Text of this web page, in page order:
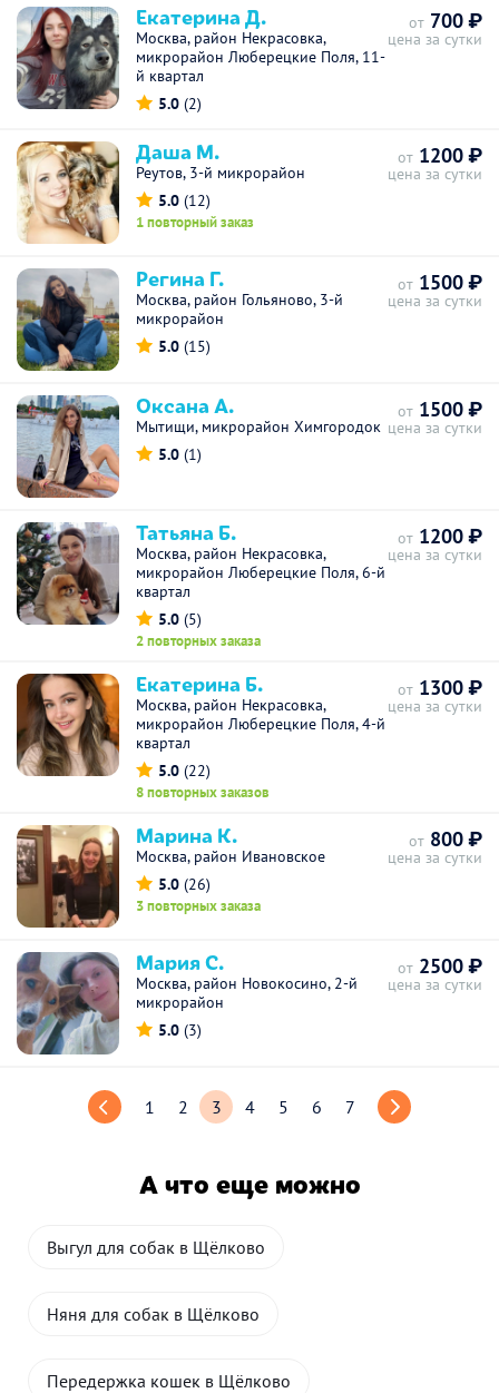
Екатерина Д.
Москва, район Некрасовка,
микрорайон Люберецкие Поля, 11-
й квартал
5.0 (2)
от 700 ₽
цена за сутки
Даша М.
Реутов, 3-й микрорайон
5.0 (12)
1 повторный заказ
от 1200 ₽
цена за сутки
Регина Г.
Москва, район Гольяново, 3-й
микрорайон
5.0 (15)
от 1500 ₽
цена за сутки
Оксана А.
Мытищи, микрорайон Химгородок
5.0 (1)
от 1500 ₽
цена за сутки
Татьяна Б.
Москва, район Некрасовка,
микрорайон Люберецкие Поля, 6-й
квартал
5.0 (5)
2 повторных заказа
от 1200 ₽
цена за сутки
Екатерина Б.
Москва, район Некрасовка,
микрорайон Люберецкие Поля, 4-й
квартал
5.0 (22)
8 повторных заказов
от 1300 ₽
цена за сутки
Марина К.
Москва, район Ивановское
5.0 (26)
3 повторных заказа
от 800 ₽
цена за сутки
Мария С.
Москва, район Новокосино, 2-й
микрорайон
5.0 (3)
от 2500 ₽
цена за сутки
1 2 3 4 5 6 7
А что еще можно
Выгул для собак в Щёлково
Няня для собак в Щёлково
Передержка кошек в Щёлково